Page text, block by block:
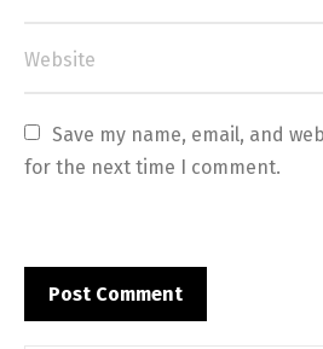
Save my name, email, and
for the next time I comment.